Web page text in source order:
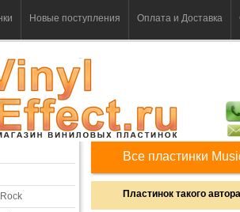
Новые поступления Оплата и Доставка
Все пластинки
Пластинок такого